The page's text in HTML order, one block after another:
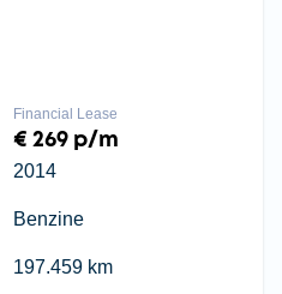
Financial Lease
€ 269 p/m
2014
Benzine
197.459 km